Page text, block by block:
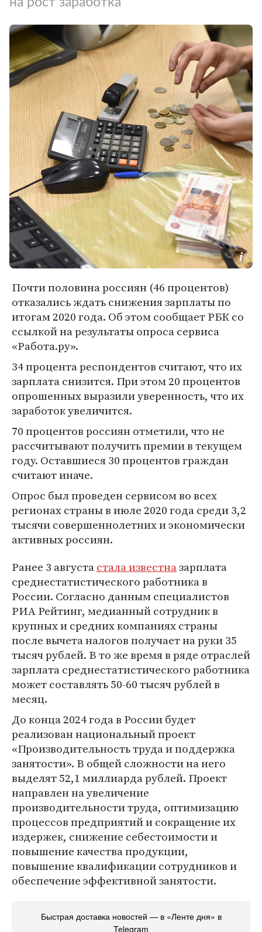
Почти половина россиян (46 процентов)
отказались ждать снижения зарплаты по
итогам 2020 года. Об этом сообщает РБК со
ссылкой на результаты опроса сервиса
«Работа.ру».
34 процента респондентов считают, что их
зарплата снизится. При этом 20 процентов
опрошенных выразили уверенность, что их
заработок увеличится.
70 процентов россиян отметили, что не
рассчитывают получить премии в текущем
году. Оставшиеся 30 процентов граждан
считают иначе.
Опрос был проведен сервисом во всех
регионах страны в июле 2020 года среди 3,2
тысячи совершеннолетних и экономически
активных россиян.
Ранее 3 августастала известназарплата
среднестатистического работника в
России. Согласно данным специалистов
РИА Рейтинг, медианный сотрудник в
крупных и средних компаниях страны
после вычета налогов получает на руки 35
тысяч рублей. В то же время в ряде отраслей
зарплата среднестатистического работника
может составлять 50-60 тысяч рублей в
месяц.
До конца 2024 года в России будет
реализован национальный проект
«Производительность труда и поддержка
занятости». В общей сложности на него
выделят 52,1 миллиарда рублей. Проект
направлен на увеличение
производительности труда, оптимизацию
процессов предприятий и сокращение их
издержек, снижение себестоимости и
повышение качества продукции,
повышение квалификации сотрудников и
обеспечение эффективной занятости.
Быстрая доставка новостей — в «Ленте дня» в
Telegram